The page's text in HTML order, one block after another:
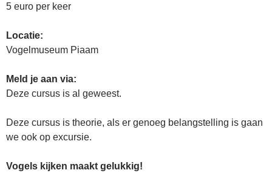
5 euro per keer
Locatie:
Vogelmuseum Piaam
Meld je aan via:
Deze cursus is al geweest.
Deze cursus is theorie, als er genoeg belangstelling is gaan
we ook op excursie.
Vogels kijken maakt gelukkig!